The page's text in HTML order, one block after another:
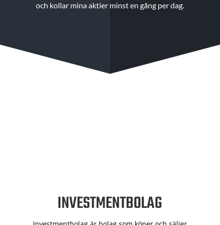
och kollar mina aktier minst en gång per dag.
INVESTMENTBOLAG